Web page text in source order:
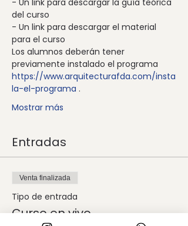
- Un link para descargar la guía teórica
del curso
- Un link para descargar el material
para el curso
Los alumnos deberán tener
previamente instalado el programa
https://www.arquitecturafda.com/insta
la-el-programa .
Mostrar más
Entradas
Venta finalizada
Tipo de entrada
Curso en vivo